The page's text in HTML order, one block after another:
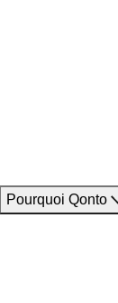
Pourquoi Qonto